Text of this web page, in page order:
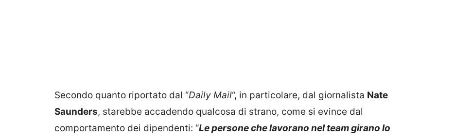
Secondo quanto riportato dal “Daily Mail“, in particolare, dal giornalista Nate
Saunders, starebbe accadendo qualcosa di strano, come si evince dal
comportamento dei dipendenti: “Le persone che lavorano nel team girano lo